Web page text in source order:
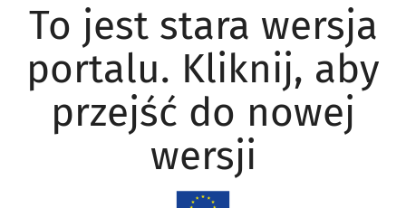
To jest stara wersja
portalu. Kliknij, aby
przejść do nowej
wersji